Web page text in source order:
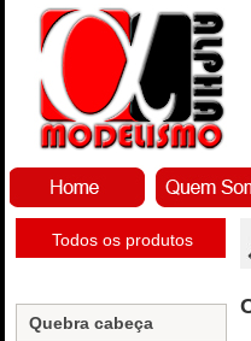
Todos os produtos
Quebra cabeça